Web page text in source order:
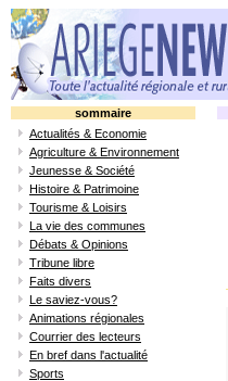
sommaire
Actualités & Economie
Agriculture & Environnement
Jeunesse & Société
Histoire & Patrimoine
Tourisme & Loisirs
La vie des communes
Débats & Opinions
Tribune libre
Faits divers
Le saviez-vous?
Animations régionales
Courrier des lecteurs
En bref dans l'actualité
Sports